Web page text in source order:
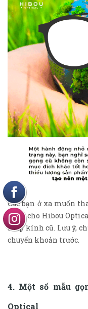
Các bạn ở xa muốn
cũ về cho Hibou
ship kính cũ. Lưu ý,
chuyển khoản trước.
4. Một số mẫu
Optical